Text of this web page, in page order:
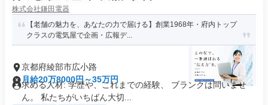
株式会社鎌田電器
【老舗の魅力を、あなたの力で届ける】創業1968年・府内トップ
クラスの電気屋で企画・広報デ...
京都府綾部市広小路
月給20万8000円～35万円
求める人材: 学歴や、これまでの経験、 ブランクは問いませ
ん。 私たちがいちばん大切...